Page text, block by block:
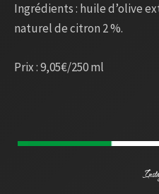
Ingrédients : huile d’olive
naturel de citron 2 %.
Prix : 9,05€/250 ml